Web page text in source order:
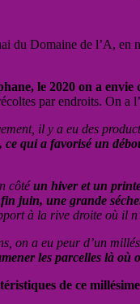
du Domaine de l’A, en
le 2020 on a
par endroits. On
il y a eu des
qui a favorisé un
côtéun hiver et un
juin, une grande
à la rive droite où il
on a eu peur d’un
les parcelles là où
de ce